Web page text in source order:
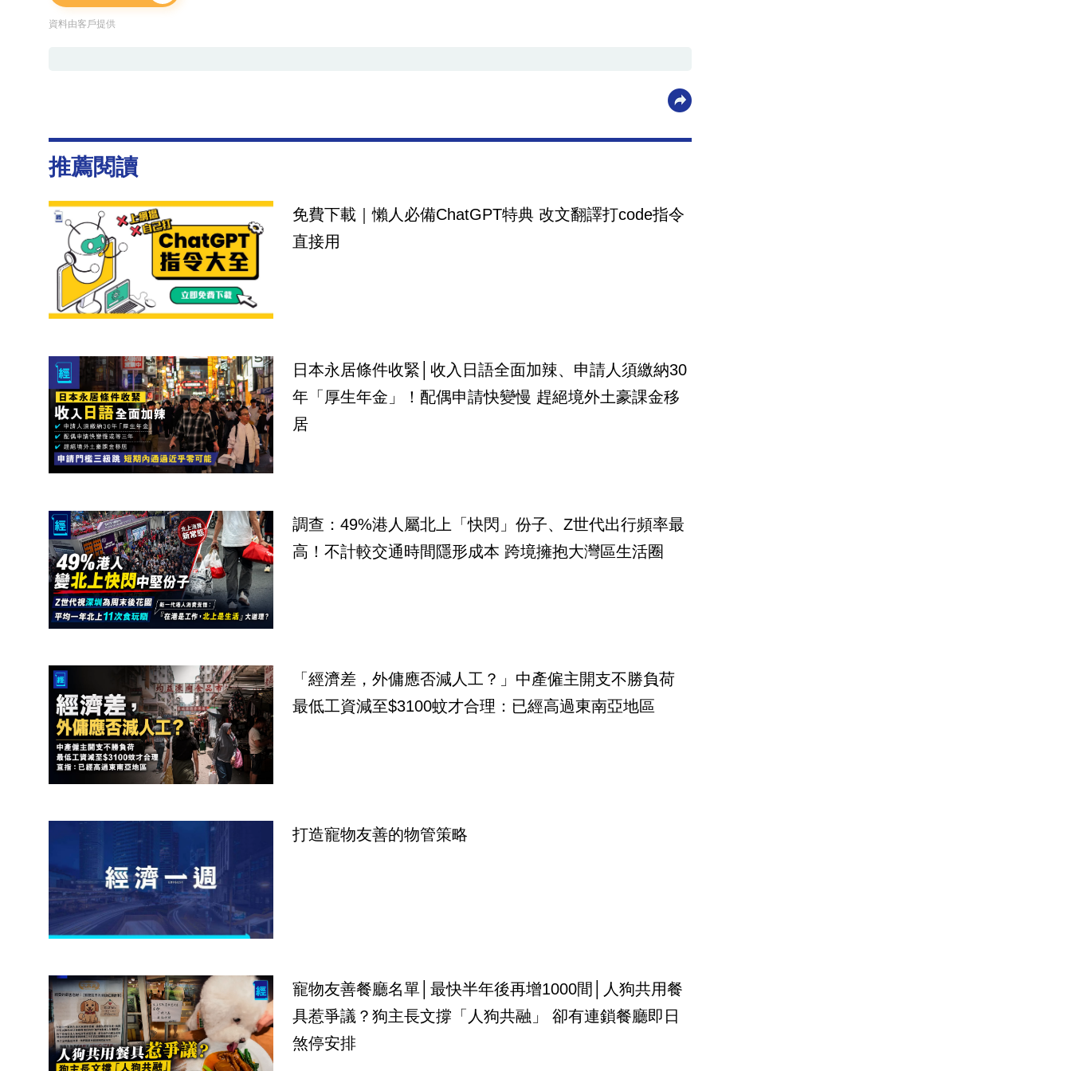
資料由客戶提供
推薦閱讀
免費下載｜懶人必備ChatGPT特典 改文翻譯打code指令
直接用
日本永居條件收緊│收入日語全面加辣、申請人須繳納30
年「厚生年金」！配偶申請快變慢 趕絕境外土豪課金移
居
調查：49%港人屬北上「快閃」份子、Z世代出行頻率最
高！不計較交通時間隱形成本 跨境擁抱大灣區生活圈
「經濟差，外傭應否減人工？」中產僱主開支不勝負荷
最低工資減至$3100蚊才合理：已經高過東南亞地區
打造寵物友善的物管策略
寵物友善餐廳名單│最快半年後再增1000間│人狗共用餐
具惹爭議？狗主長文撐「人狗共融」 卻有連鎖餐廳即日
煞停安排